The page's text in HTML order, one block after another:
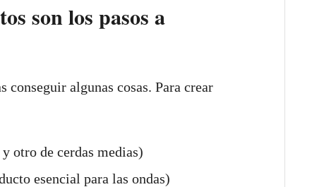
son los pasos a
conseguir algunas cosas. Para crear
otro de cerdas medias)
esencial para las ondas)